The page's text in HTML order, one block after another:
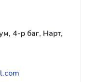
4-р баг, Нарт,